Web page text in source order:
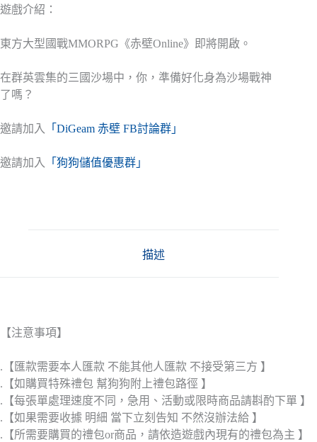
NT$30
遊戲介紹：
東方大型國戰MMORPG《赤壁Online》即將開啟。
在群英雲集的三國沙場中，你，準備好化身為沙場戰神
了嗎？
邀請加入 「DiGeam 赤壁 FB討論群」
邀請加入 「狗狗儲值優惠群」
描述
【注意事項】
.【匯款需要本人匯款 不能其他人匯款 不接受第三方 】
.【如購買特殊禮包 幫狗狗附上禮包路徑 】
.【每張單處理速度不同，急用、活動或限時商品請斟酌下單 】
.【如果需要收據 明細 當下立刻告知 不然沒辦法給 】
.【所需要購買的禮包or商品，請依造遊戲內現有的禮包為主 】